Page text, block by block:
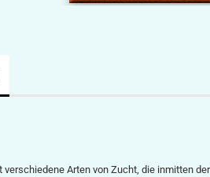
verschiedene Arten von Zucht, die inmitten